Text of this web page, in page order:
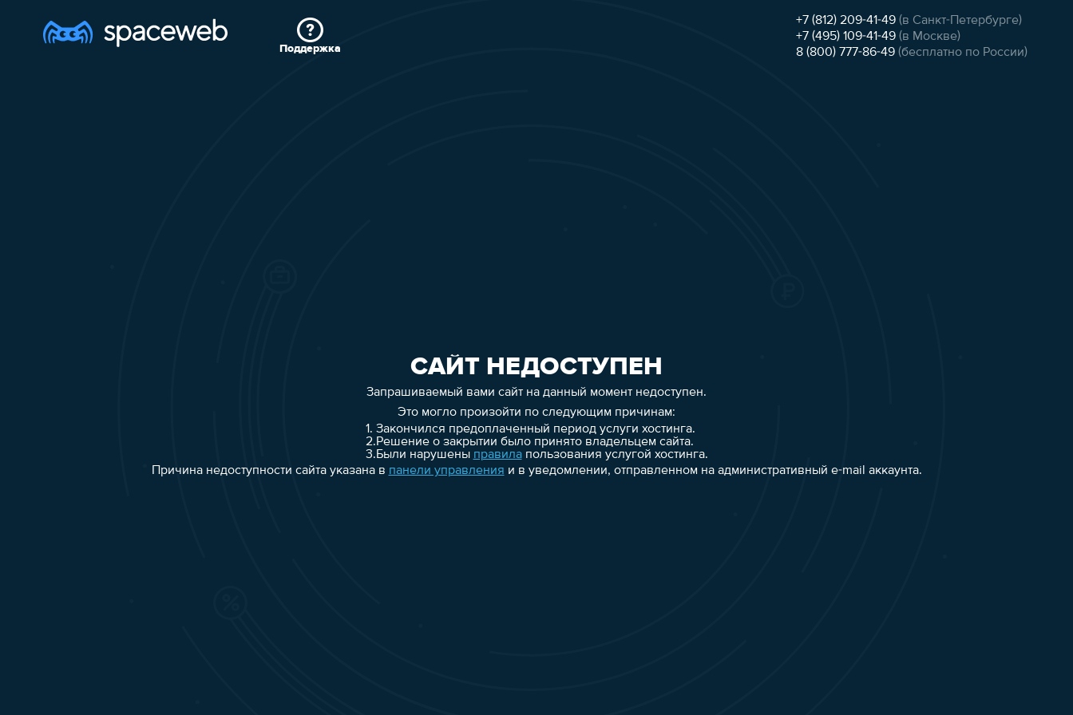
Поддержка
+7 (812) 209-41-49 (в Санкт-Петербурге)
+7 (495) 109-41-49 (в Москве)
8 (800) 777-86-49 (бесплатно по России)
САЙТ НЕДОСТУПЕН
Запрашиваемый вами сайт на данный момент недоступен.
Это могло произойти по следующим причинам:
1. Закончился предоплаченный период услуги хостинга.
2.Решение о закрытии было принято владельцем сайта.
3.Были нарушены правилапользования услугой хостинга.
Причина недоступности сайта указана в панели управления и в уведомлении, отправленном на административный e-mail аккаунта.